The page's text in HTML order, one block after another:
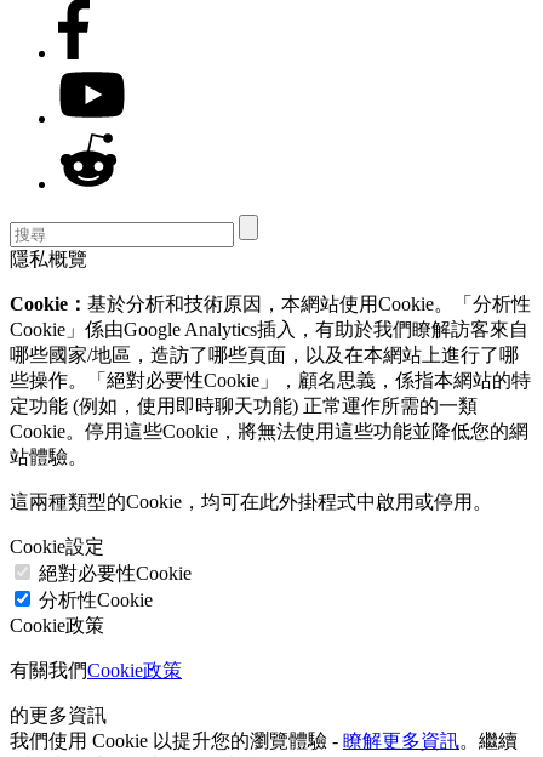
隱私概覽
Cookie： 基於分析和技術原因，本網站使用Cookie。「分析性
Cookie」係由Google Analytics插入，有助於我們瞭解訪客來自
哪些國家/地區，造訪了哪些頁面，以及在本網站上進行了哪
些操作。「絕對必要性Cookie」，顧名思義，係指本網站的特
定功能 (例如，使用即時聊天功能) 正常運作所需的一類
Cookie。停用這些Cookie，將無法使用這些功能並降低您的網
站體驗。
這兩種類型的Cookie，均可在此外掛程式中啟用或停用。
Cookie設定
絕對必要性Cookie
分析性Cookie
Cookie政策
有關我們Cookie政策
的更多資訊
我們使用 Cookie 以提升您的瀏覽體驗 - 瞭解更多資訊。繼續